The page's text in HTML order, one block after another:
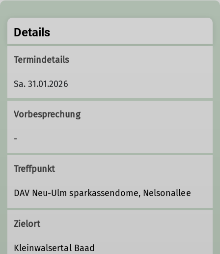
Details
Termindetails
Sa. 31.01.2026
Vorbesprechung
-
Treffpunkt
DAV Neu-Ulm sparkassendome, Nelsonallee
Zielort
Kleinwalsertal Baad